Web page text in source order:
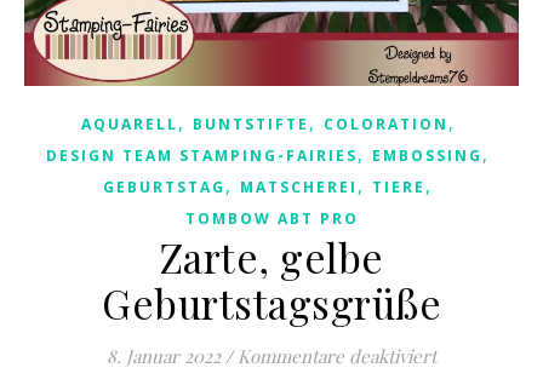
AQUARELL, BUNTSTIFTE , COLORATION ,
DESIGN TEAM STAMPING-FAIRIES, EMBOSSING ,
GEBURTSTAG , MATSCHEREI , TIERE ,
TOMBOW ABT PRO
Zarte, gelbe
Geburtstagsgrüße
8. Januar 2022 / Kommentare deaktiviertfür Zarte,